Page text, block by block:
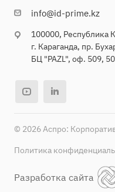
info@id-prime.kz
100000, Республика
г. Караганда, пр.
БЦ "PAZL", оф. 509,
© 2026 Аспро:
Политика
Разработка сайта